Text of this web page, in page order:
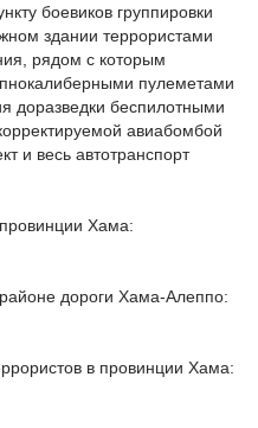
боевиков группировки
здании террористами
рядом с которым
пулеметами
доразведки беспилотными
авиабомбой
и весь автотранспорт
Хама:
дороги Хама-Алеппо:
в провинции Хама: